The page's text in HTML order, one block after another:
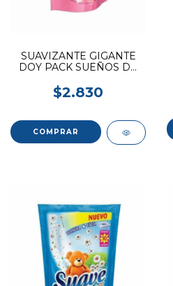
SUAVIZANTE GIGANTE
DOY PACK SUEÑOS DE
$2.830